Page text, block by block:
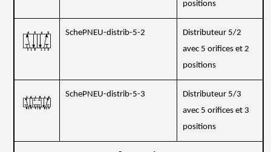
positions
SchePNEU-distrib-5-2
Distributeur 5/2
avec 5 orifices et 2
positions
SchePNEU-distrib-5-3
Distributeur 5/3
avec 5 orifices et 3
positions